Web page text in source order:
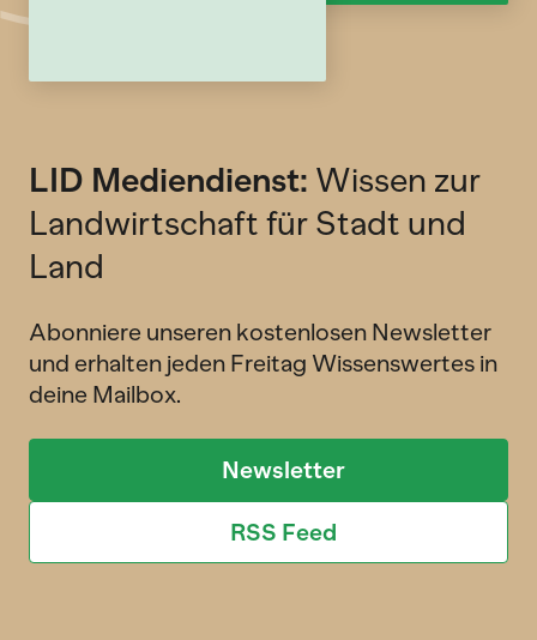
LID Mediendienst: Wissen zur
Landwirtschaft für Stadt und
Land
Abonniere unseren kostenlosen Newsletter
und erhalten jeden Freitag Wissenswertes in
deine Mailbox.
Newsletter
RSS Feed